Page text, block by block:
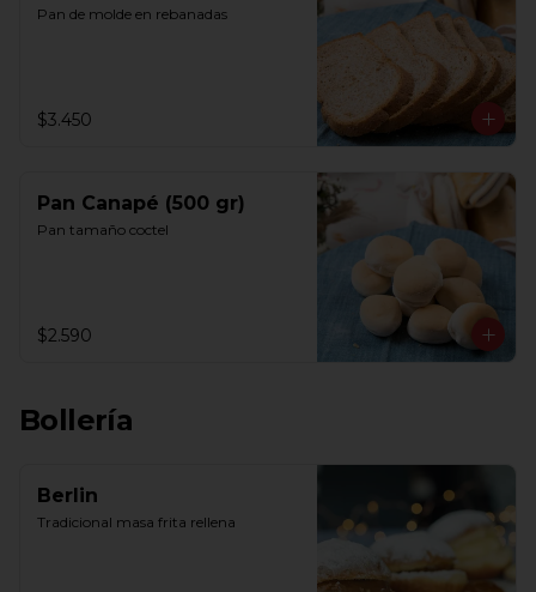
Pan de molde en rebanadas
$3.450
Pan Canapé (500 gr)
Pan tamaño coctel
$2.590
Bollería
Berlin
Tradicional masa frita rellena